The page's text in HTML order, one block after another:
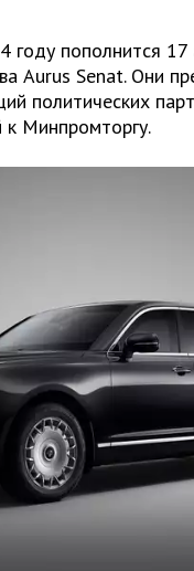
году пополнится
Aurus Senat. Они
политических
к Минпромторгу.